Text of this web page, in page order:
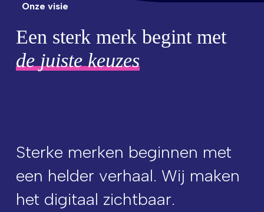
Onze visie
Een sterk merk begint met
de juiste keuzes
Sterke merken beginnen met
een helder verhaal. Wij maken
het digitaal zichtbaar.